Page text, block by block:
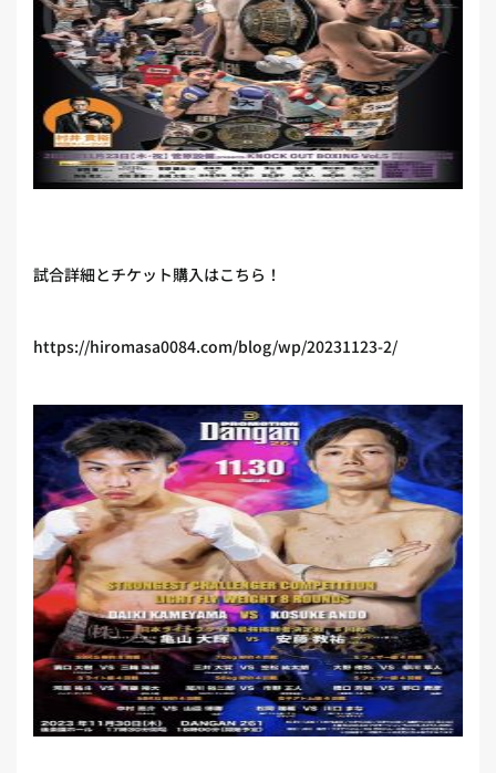
試合詳細とチケット購入はこちら！
https://hiromasa0084.com/blog/wp/20231123-2/